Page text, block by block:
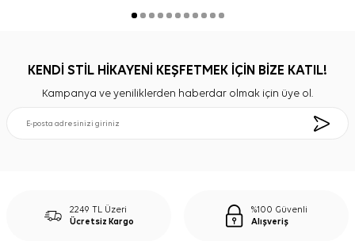
KENDİ STİL HİKAYENİ KEŞFETMEK İÇİN BİZE KATIL!
Kampanya ve yeniliklerden haberdar olmak için üye ol.
2249 TL Üzeri
Ücretsiz Kargo
%100 Güvenli
Alışveriş